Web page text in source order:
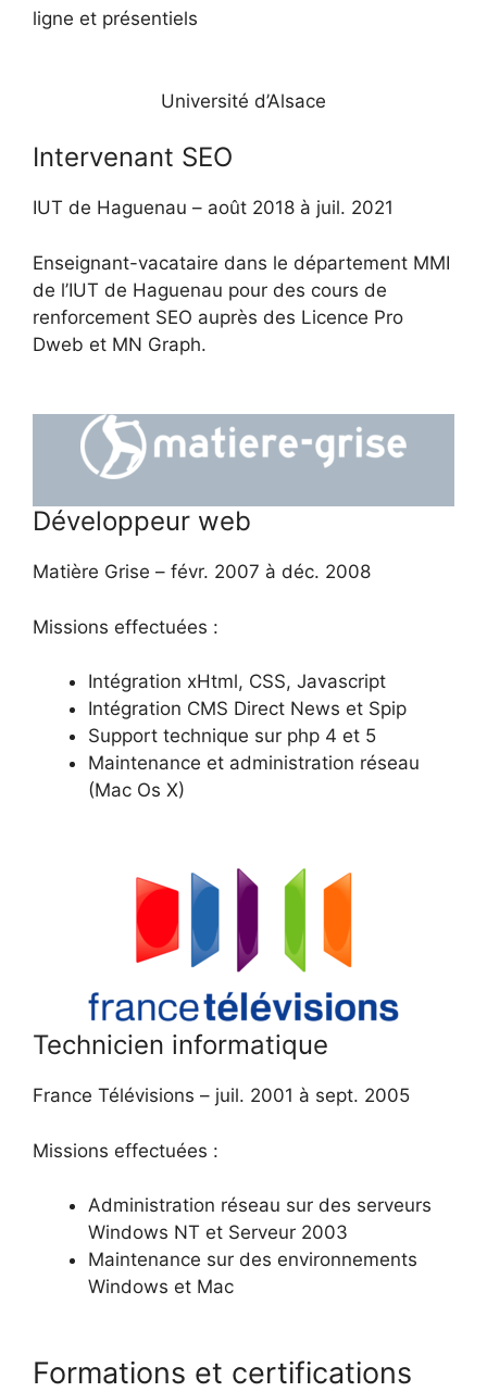
ligne et présentiels
Université d’Alsace
Intervenant SEO
IUT de Haguenau – août 2018 à juil. 2021
Enseignant-vacataire dans le département MMI
de l’IUT de Haguenau pour des cours de
renforcement SEO auprès des Licence Pro
Dweb et MN Graph.
Développeur web
Matière Grise – févr. 2007 à déc. 2008
Missions effectuées :
Intégration xHtml, CSS, Javascript
Intégration CMS Direct News et Spip
Support technique sur php 4 et 5
Maintenance et administration réseau
(Mac Os X)
Technicien informatique
France Télévisions – juil. 2001 à sept. 2005
Missions effectuées :
Administration réseau sur des serveurs
Windows NT et Serveur 2003
Maintenance sur des environnements
Windows et Mac
Formations et certifications